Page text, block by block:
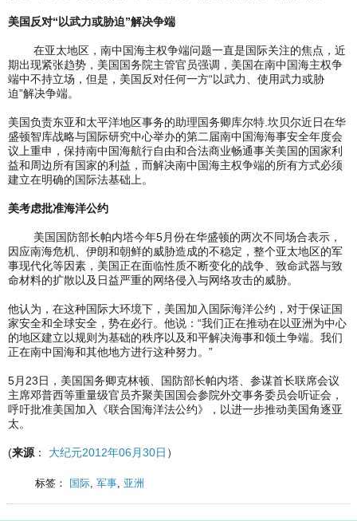
美国反对“以武力或胁迫”解决争端
在亚太地区，南中国海主权争端问题一直是国际关注的焦点，近
期出现紧张趋势，美国国务院主管官员强调，美国在南中国海主权争
端中不持立场，但是，美国反对任何一方“以武力、使用武力或胁
迫”解决争端。
美国负责东亚和太平洋地区事务的助理国务卿库尔特.坎贝尔近日在华
盛顿智库战略与国际研究中心举办的第二届南中国海海事安全年度会
议上重申，保持南中国海航行自由和合法商业畅通事关美国的国家利
益和周边所有国家的利益，而解决南中国海主权争端的所有方式必须
建立在明确的国际法基础上。
美考虑批准海洋公约
美国国防部长帕内塔今年5月份在华盛顿的两次不同场合表示，
因应南海危机、伊朗和朝鲜的威胁造成的不稳定，整个亚太地区的军
事现代化等因素，美国正在面临性质不断变化的战争、致命武器与致
命材料的扩散以及日益严重的网络侵入与网络攻击的威胁。
他认为，在这种国际大环境下，美国加入国际海洋公约，对于保证国
家安全和全球安全，势在必行。他说：“我们正在推动在以亚洲为中心
的地区建立以规则为基础的秩序以及和平解决海事和领土争端。我们
正在南中国海和其他地方进行这种努力。”
5月23日，美国国务卿克林顿、国防部长帕内塔、参谋首长联席会议
主席邓普西等重量级官员齐聚美国国会参院外交事务委员会听证会，
呼吁批准美国加入《联合国海洋法公约》，以进一步推动美国角逐亚
太。
(来源 ： 大纪元2012年06月30日 ）
标签： 国际 军事 亚洲